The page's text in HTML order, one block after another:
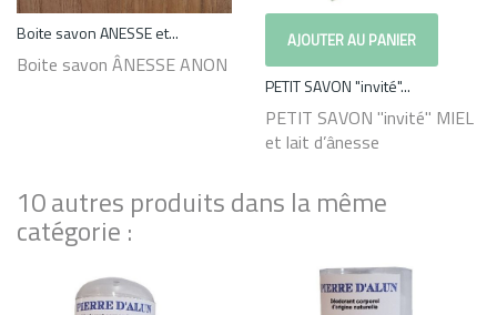
Boite savon ANESSE et...
Boite savon ÂNESSE ANON
AJOUTER AU PANIER
PETIT SAVON "invité"...
PETIT SAVON "invité" MIEL
et lait d’ânesse
10 autres produits dans la même
catégorie :